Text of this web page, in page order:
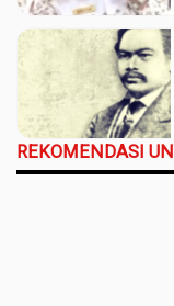
REKOMENDASI